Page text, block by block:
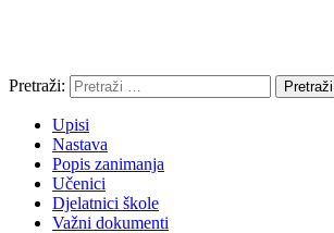
Pretraži:
Upisi
Nastava
Popis zanimanja
Učenici
Djelatnici škole
Važni dokumenti